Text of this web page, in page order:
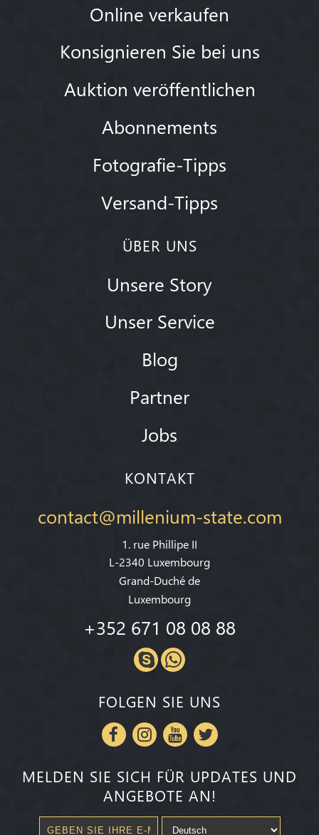
Online verkaufen
Konsignieren Sie bei uns
Auktion veröffentlichen
Abonnements
Fotografie-Tipps
Versand-Tipps
ÜBER UNS
Unsere Story
Unser Service
Blog
Partner
Jobs
KONTAKT
contact@millenium-state.com
1. rue Phillipe II
L-2340 Luxembourg
Grand-Duché de
Luxembourg
+352 671 08 08 88
FOLGEN SIE UNS
MELDEN SIE SICH FÜR UPDATES UND
ANGEBOTE AN!